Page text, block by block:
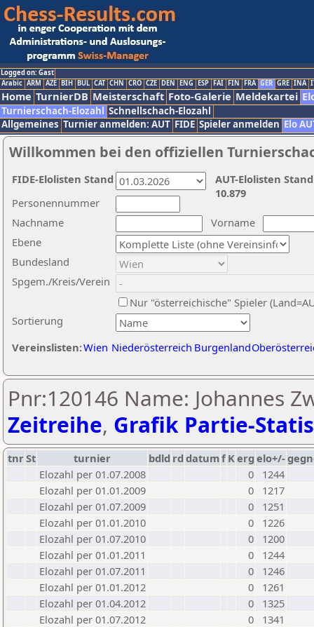
Logged on: Gast
Arabic ARM AZE BIH BUL CAT CHN CRO CZE DEN ENG ESP FAI FIN FRA GER GRE INA
Home TurnierDB Meisterschaft Foto-Galerie Meldekartei
Turnierschach-Elozahl Schnellschach-Elozahl
Allgemeines Turnier anmelden: AUT FIDE Spieler anmelden Elo
Willkommen bei den offiziellen
Nachname
Vorname
Ebene
Sortierung
Personennummer
Bundesland
Spgem./Kreis/Verein
Nur "österreichische" Spieler
Vereinslisten:Wien Niederösterreich Burgenland
AUT-Elolisten
10.879
FIDE-Elolisten Stand
Pnr:120146 Name: Johannes
Zeitreihe, Grafik Partie-
tnrSt turnier bdld rd datumf Kerg elo+/-
Elozahl per 01.07.2008
0
1244
Elozahl per 01.01.2009
0
1217
Elozahl per 01.07.2009
0
1251
Elozahl per 01.01.2010
0
1226
Elozahl per 01.07.2010
0
1200
Elozahl per 01.01.2011
0
1244
Elozahl per 01.07.2011
0
1246
Elozahl per 01.01.2012
0
1261
Elozahl per 01.04.2012
0
1325
Elozahl per 01.07.2012
0
1341